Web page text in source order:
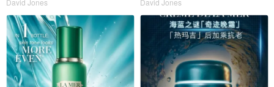
David Jones David Jones